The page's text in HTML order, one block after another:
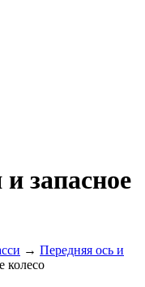
запасное
→ Передняя ось и
колесо